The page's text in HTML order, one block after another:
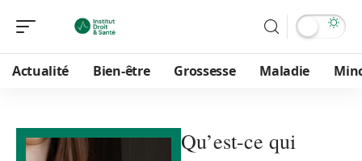
Actualité Bien-être Grossesse Maladie
Qu’est-ce qui